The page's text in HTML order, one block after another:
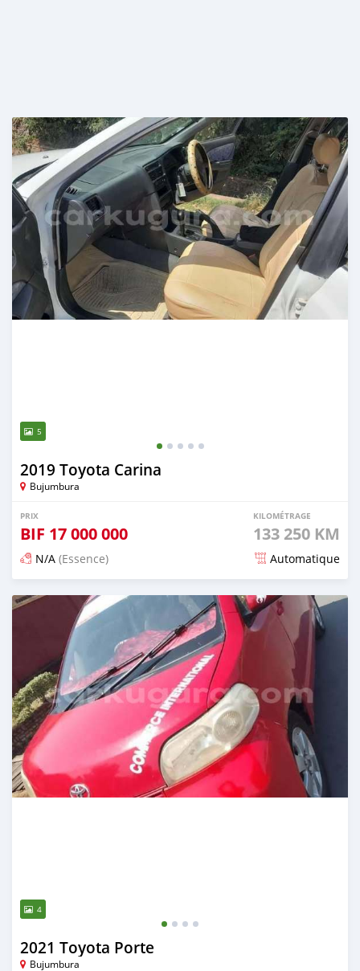
5
2019 Toyota Carina
Bujumbura
PRIX
BIF 17 000 000
KILOMÉTRAGE
133 250 KM
N/A (Essence) Automatique
Publié il y a 12 mois
4
2021 Toyota Porte
Bujumbura